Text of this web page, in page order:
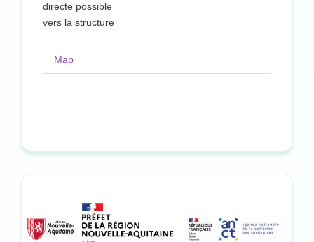
directe possible
vers la structure
Map